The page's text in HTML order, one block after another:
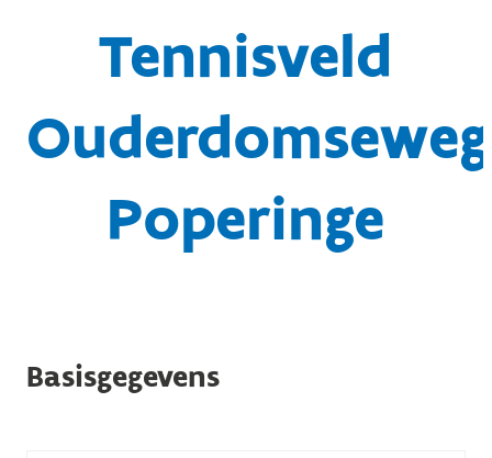
Tennisveld
Ouderdomseweg
Poperinge
Basisgegevens